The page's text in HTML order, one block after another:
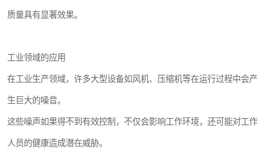
质量具有显著效果。
工业领域的应用
在工业生产领域，许多大型设备如风机、压缩机等在运行过程中会产
生巨大的噪音。
这些噪声如果得不到有效控制，不仅会影响工作环境，还可能对工作
人员的健康造成潜在威胁。